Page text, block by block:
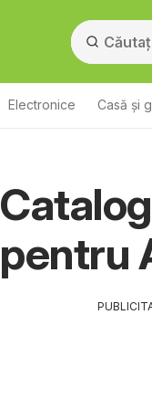
Electronice Casă și
pentru